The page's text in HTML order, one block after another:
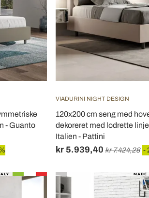
- Guanto
VIADURINI NIGHT DESIGN
120x200 cm seng med
dekoreret med lodrette
Italien - Pattini
kr 5.939,40 kr 7.424,28 -